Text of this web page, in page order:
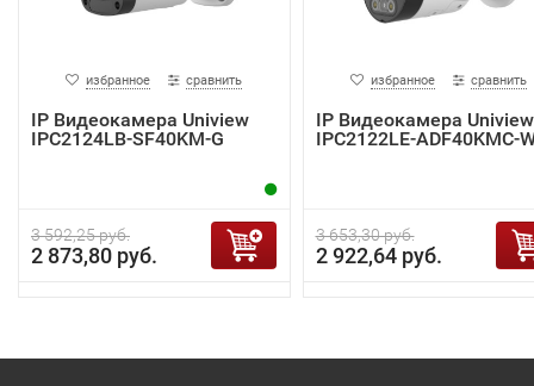
избранное сравнить
IP Видеокамера Uniview
IPC2124LB-SF40KM-G
3 592,25 руб.
2 873,80 руб.
избранное сравнить
IP Видеокамера Uniview
IPC2122LE-ADF40KMC-
3 653,30 руб.
2 922,64 руб.